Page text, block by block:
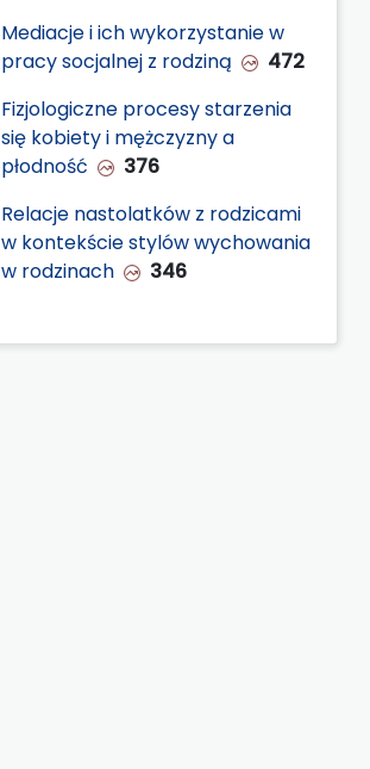
Mediacje i ich wykorzystanie w
pracy socjalnej z rodziną
472
Fizjologiczne procesy starzenia
się kobiety i mężczyzny a
płodność
376
Relacje nastolatków z rodzicami
w kontekście stylów wychowania
w rodzinach
346